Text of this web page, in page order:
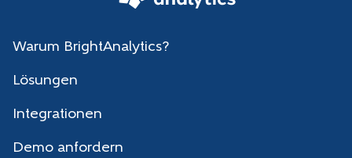
Warum BrightAnalytics?
Lösungen
Integrationen
Demo anfordern